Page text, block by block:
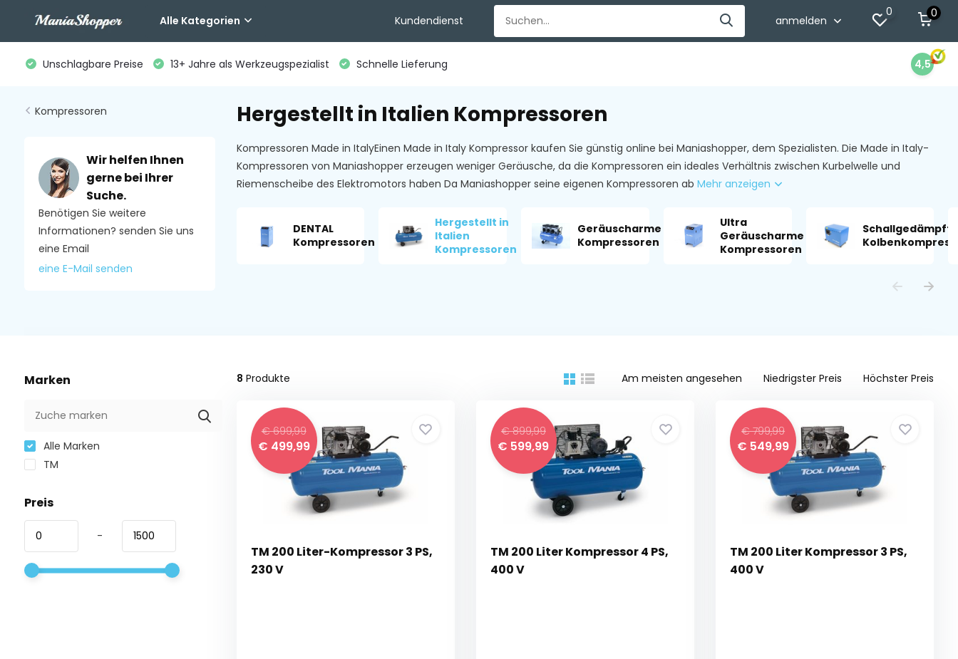
Alle Kategorien Kundendienst anmelden
0 0
Unschlagbare Preise 13+ Jahre als Werkzeugspezialist Schnelle Lieferung 4,5
Kompressoren
Wir helfen Ihnen
gerne bei Ihrer
Suche.
Benötigen Sie weitere
Informationen? senden Sie uns
eine Email
eine E-Mail senden
Hergestellt in Italien Kompressoren
Kompressoren Made in ItalyEinen Made in Italy Kompressor kaufen Sie günstig online bei Maniashopper, dem Spezialisten. Die Made in Italy-
Kompressoren von Maniashopper erzeugen weniger Geräusche, da die Kompressoren ein ideales Verhältnis zwischen Kurbelwelle und
Riemenscheibe des Elektromotors haben Da Maniashopper seine eigenen Kompressoren ab Mehr anzeigen
DENTAL
Kompressoren
Hergestellt in
Italien
Kompressoren
Geräuscharme
Kompressoren
Ultra
Geräuscharme
Kompressoren
Marken
Alle Marken
TM
Preis
-
8 Produkte Am meisten angesehen Niedrigster Preis Höchster Preis
€ 699,99
€ 499,99
TM 200 Liter-Kompressor 3 PS,
230 V
€ 899,99
€ 599,99
TM 200 Liter Kompressor 4 PS,
400 V
€ 799,99
€ 549,99
TM 200 Liter Kompressor 3 PS,
400 V